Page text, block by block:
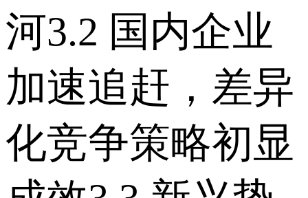
河 3.2 国内企业
加速追赶，差异
化竞争策略初显